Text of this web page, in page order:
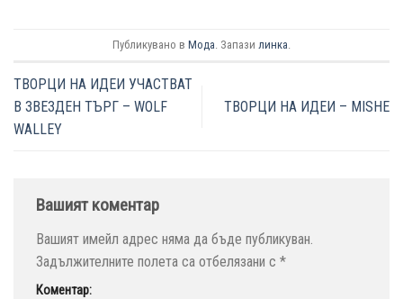
Публикувано в Мода . Запази линка
ТВОРЦИ НА ИДЕИ УЧАСТВАТ
В ЗВЕЗДЕН ТЪРГ – WOLF
WALLEY
ТВОРЦИ НА ИДЕИ – MISHE
Вашият коментар
Вашият имейл адрес няма да бъде публикуван.
Задължителните полета са отбелязани с *
Коментар: